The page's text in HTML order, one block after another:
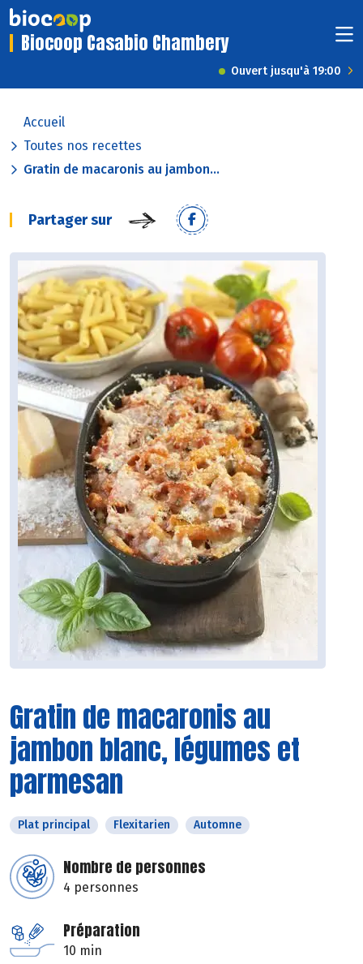
Biocoop Casabio Chambery
Ouvert jusqu'à 19:00
Accueil
Toutes nos recettes
Gratin de macaronis au jambon...
Partager sur
Gratin de macaronis au
jambon blanc, légumes et
parmesan
Plat principal Flexitarien Automne
Nombre de personnes
4 personnes
Préparation
10 min